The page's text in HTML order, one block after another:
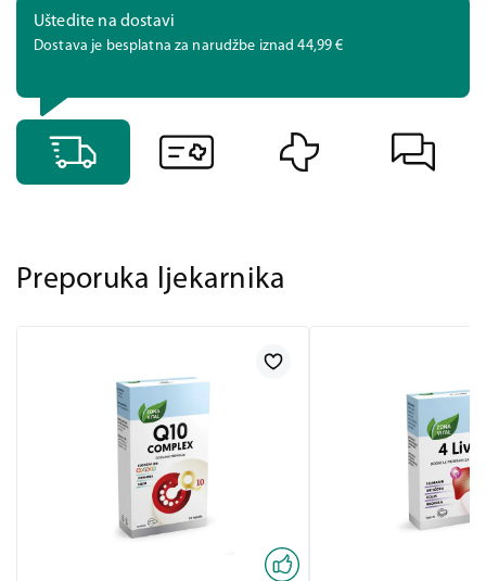
Uštedite na dostavi
Dostava je besplatna za narudžbe iznad 44,99 €
Preporuka ljekarnika